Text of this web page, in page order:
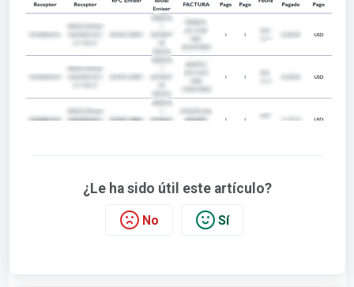
¿Le ha sido útil este artículo?
No Sí